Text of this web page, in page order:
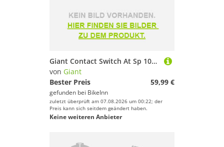
Giant Contact Switch At Sp 100 Mm Cartridge Durchsichtig
von Giant
Bester Preis
59,99 €
gefunden bei BikeInn
zuletzt überprüft am 07.08.2026 um 00:22; der
Preis kann sich seitdem geändert haben.
Keine weiteren Anbieter